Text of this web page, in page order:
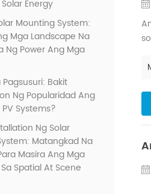
Energy
Mounting System:
Mga Landscape Na
Ng Power Ang Mga
Bakit
Ng Popularidad Ang
Systems?
Ng Solar
Matangkad Na
Masira Ang Mga
Spatial At Scene